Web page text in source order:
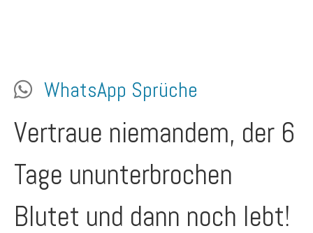
WhatsApp Sprüche
Vertraue niemandem, der 6
Tage ununterbrochen
Blutet und dann noch lebt!